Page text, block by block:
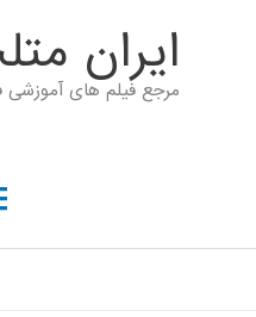
ايران
مرجع فیلم های